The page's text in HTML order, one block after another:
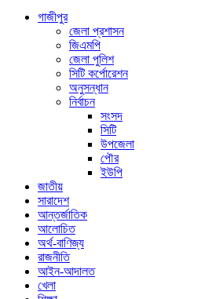
গাজীপুর
জেলা প্রশাসন
জিএমপি
জেলা পুলিশ
সিটি কর্পোরেশন
অনুসন্ধান
নির্বাচন
সংসদ
সিটি
উপজেলা
পৌর
ইউপি
জাতীয়
সারাদেশ
আন্তর্জাতিক
আলোচিত
অর্থ-বাণিজ্য
রাজনীতি
আইন-আদালত
খেলা